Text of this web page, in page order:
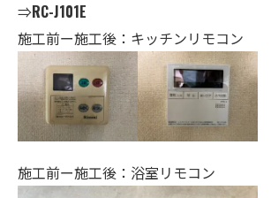
⇒RC-J101E
施工前ー施工後：キッチンリモコン
施工前ー施工後：浴室リモコン